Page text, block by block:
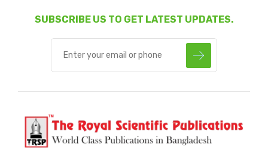
SUBSCRIBE US TO GET LATEST UPDATES.